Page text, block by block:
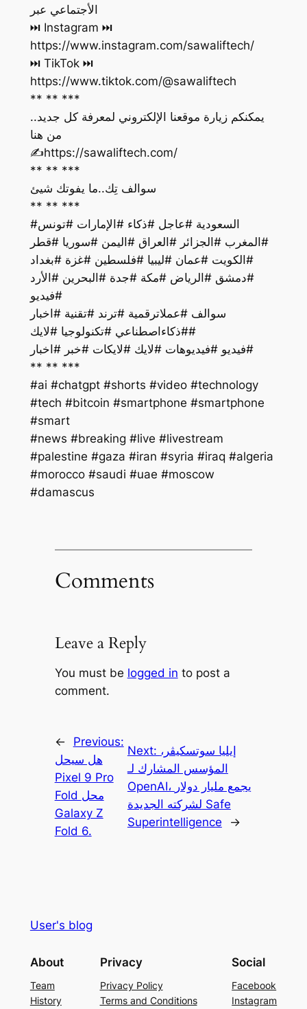
الأجتماعي عبر
https://www.instagram.com/sawaliftech/
https://www.tiktok.com/@sawaliftech
** ** ***
يمكنكم زيارة موقعنا الإلكتروني لمعرفة كل جديد..
من هنا
‏✍️https://sawaliftech.com/
** ** ***
سوالف تِك..ما يفوتك شيئ
** ** ***
#السعودية #عاجل #ذكاء #الإمارات #تونس
#المغرب #الجزائر #العراق #اليمن #سوريا #قطر
#الكويت #عمان #ليبيا #فلسطين #غزة #بغداد
#دمشق #الرياض #مكة #جدة #البحرين #الأرد
#فيديو
سوالف #عملاترقمية #ترند #تقنية #اخبار
#ذكاءاصطناعي #تكنولوجيا #لايك#
فيديو #فيديوهات #لايك #لايكات #خبر #اخبار#
** ** ***
#ai #chatgpt #shorts #video #technology
#tech #bitcoin #smartphone #smartphone
#smart
#palestine #gaza #iran #syria #iraq #algeria
#morocco #saudi #uae #moscow
#damascus
Comments
Leave a Reply
You must be logged in to post a
comment.
←
Previous:
هل سيحل
Pixel 9 Pro
Fold محل
Galaxy Z
Fold 6.
Next: إيليا سوتسكيڤر،
المؤسس المشارك لـ
OpenAI، يجمع مليار دولار
لشركته الجديدة Safe
Superintelligence
→
User's blog
About
Team
History
Privacy
Privacy Policy
Terms and Conditions
Social
Facebook
Instagram